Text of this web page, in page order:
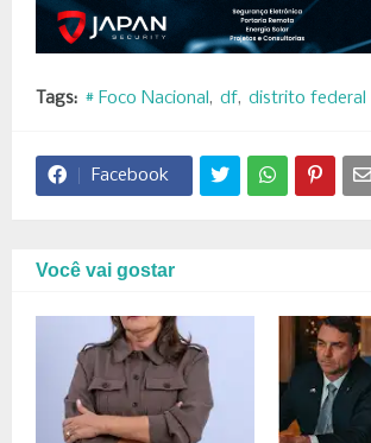
Tags: # Foco Nacional df distrito federal
Facebook
Você vai gostar